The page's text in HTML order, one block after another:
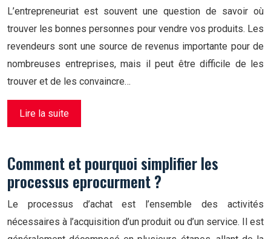
L’entrepreneuriat est souvent une question de savoir où
trouver les bonnes personnes pour vendre vos produits. Les
revendeurs sont une source de revenus importante pour de
nombreuses entreprises, mais il peut être difficile de les
trouver et de les convaincre…
Lire la suite
Comment et pourquoi simplifier les
processus eprocurment ?
Le processus d’achat est l’ensemble des activités
nécessaires à l’acquisition d’un produit ou d’un service. Il est